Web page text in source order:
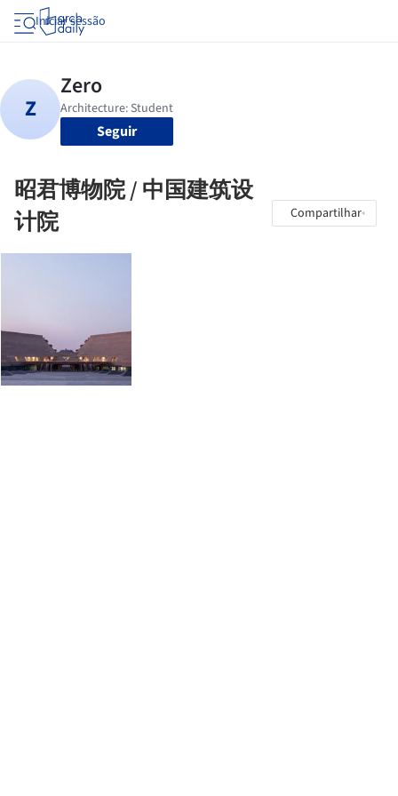
Iniciar sessão
Seguir
昭君博物院 / 中国建筑设
计院
Compartilhar